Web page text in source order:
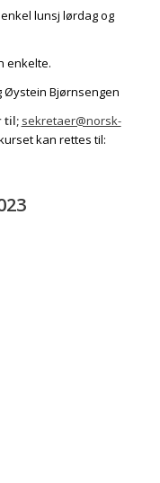
lunsj lørdag og
enkelte.
Bjørnsengen
til; sekretaer@norsk-
kan rettes til: